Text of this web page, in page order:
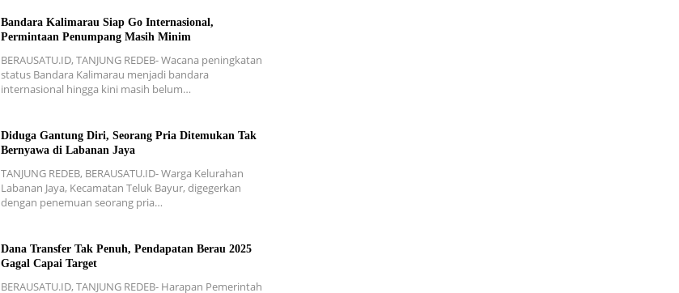
Bandara Kalimarau Siap Go Internasional,
Permintaan Penumpang Masih Minim
BERAUSATU.ID, TANJUNG REDEB- Wacana peningkatan
status Bandara Kalimarau menjadi bandara
internasional hingga kini masih belum…
Diduga Gantung Diri, Seorang Pria Ditemukan Tak
Bernyawa di Labanan Jaya
TANJUNG REDEB, BERAUSATU.ID- Warga Kelurahan
Labanan Jaya, Kecamatan Teluk Bayur, digegerkan
dengan penemuan seorang pria…
Dana Transfer Tak Penuh, Pendapatan Berau 2025
Gagal Capai Target
BERAUSATU.ID, TANJUNG REDEB- Harapan Pemerintah